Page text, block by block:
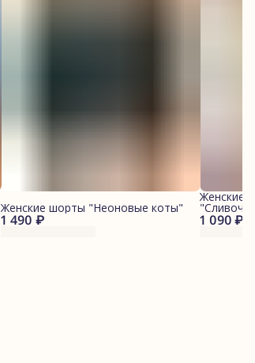
1 490 ₽
Женские шорты "Неоновые коты"
1 090 ₽
Женские